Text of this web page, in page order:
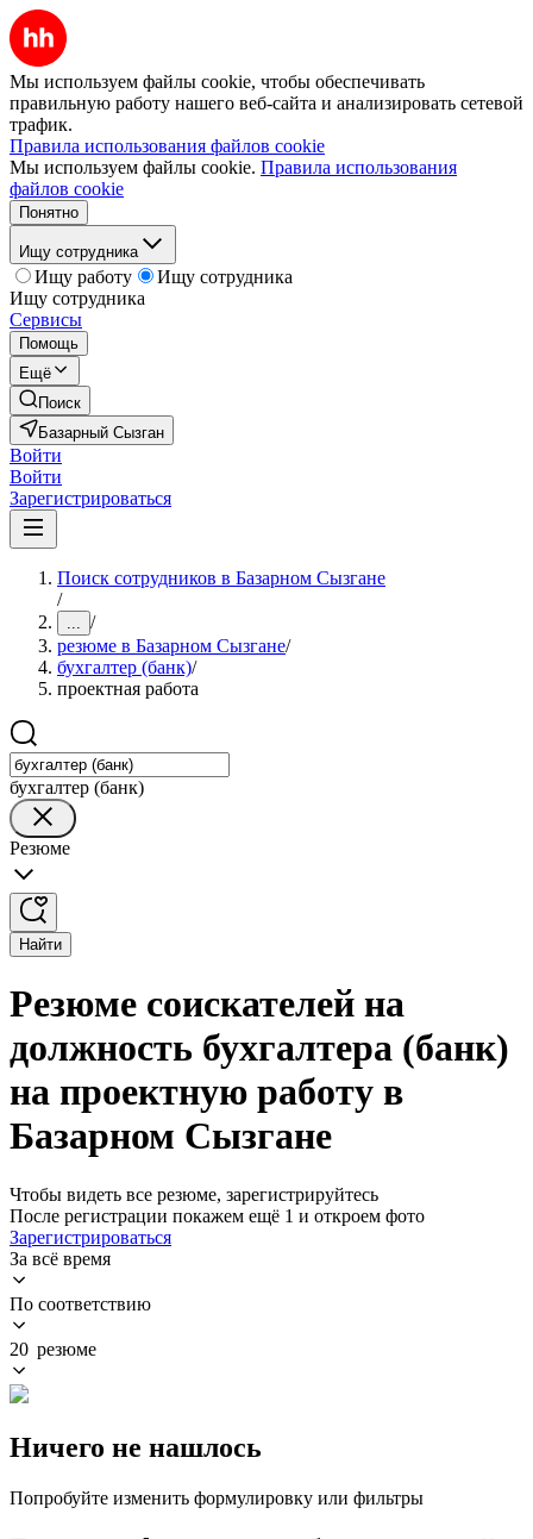
Мы используем файлы cookie, чтобы обеспечивать
правильную работу нашего веб-сайта и анализировать сетевой
трафик.
Правила использования файлов cookie
Мы используем файлы cookie. Правила использования
файлов cookie
Понятно
Ищу сотрудника
Ищу работу
Ищу сотрудника
Ищу сотрудника
Сервисы
Помощь
Ещё
Поиск
Базарный Сызган
Войти
Войти
Зарегистрироваться
Поиск сотрудников в Базарном Сызгане
/
... /
резюме в Базарном Сызгане/
бухгалтер (банк)/
проектная работа
бухгалтер (банк)
Резюме
Найти
Резюме соискателей на
должность бухгалтера (банк)
на проектную работу в
Базарном Сызгане
Чтобы видеть все резюме, зарегистрируйтесь
После регистрации покажем ещё 1 и откроем фото
Зарегистрироваться
За всё время
По соответствию
20 резюме
Ничего не нашлось
Попробуйте изменить формулировку или фильтры